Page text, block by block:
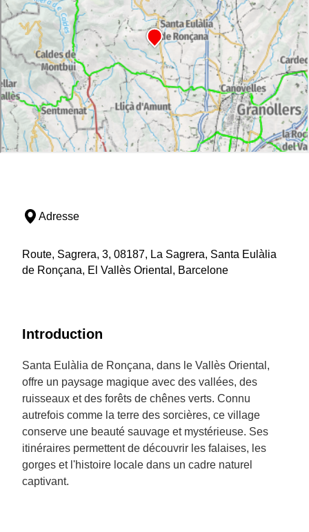
Adresse
Route, Sagrera, 3, 08187, La Sagrera, Santa Eulàlia
de Ronçana, El Vallès Oriental, Barcelone
Introduction
Santa Eulàlia de Ronçana, dans le Vallès Oriental,
offre un paysage magique avec des vallées, des
ruisseaux et des forêts de chênes verts. Connu
autrefois comme la terre des sorcières, ce village
conserve une beauté sauvage et mystérieuse. Ses
itinéraires permettent de découvrir les falaises, les
gorges et l'histoire locale dans un cadre naturel
captivant.